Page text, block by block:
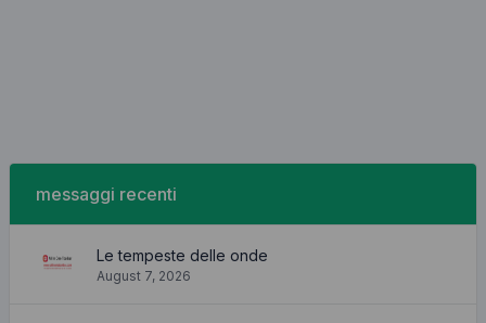
messaggi recenti
Le tempeste delle onde
August 7, 2026